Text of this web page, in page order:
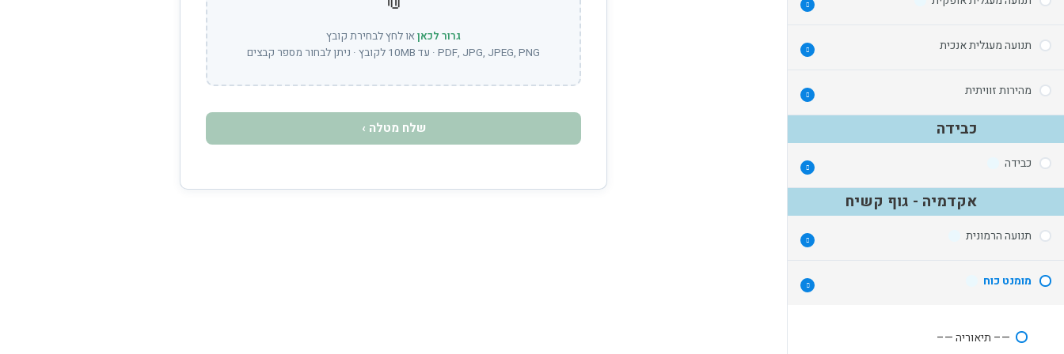
רדיוס עקמומיות
מהירות משיקית
תאוצה רדיאלית
תאוצה משיקית
חיכוך בתנועה מעגלית
תנועה מעגלית אנכית
כדור קטן מתנתק מכדור גדול
מטוטלת וחוט נקרע
מהירות זוויתית
מהירות זוויתית
כבידה
כבידה
כבידה – סיכום
שיקולי אנרגיות
אקדמיה - גוף קשיח
תנועה הרמונית
מומנט כוח
—– תיאוריה —–
גרור לכאןאו לחץ לבחירת קובץ
PDF, JPG, JPEG, PNG · עד 10MB לקובץ · ניתן לבחור מספר קבצים
שלח מטלה ›